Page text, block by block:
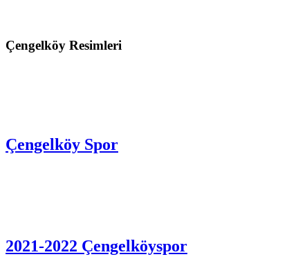
Çengelköy Resimleri
Çengelköy Spor
2021-2022 Çengelköyspor